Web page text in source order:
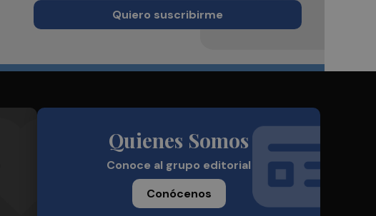
Quiero suscribirme
Quienes Somos
Conoce al grupo editorial
Conócenos